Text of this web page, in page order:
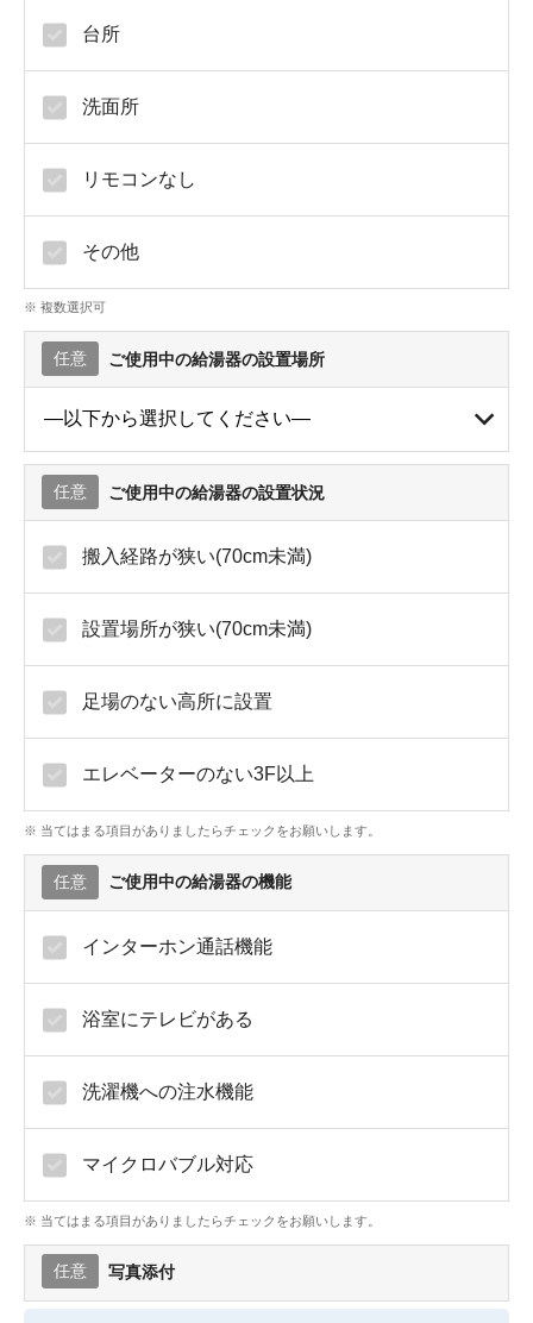
台所
洗面所
リモコンなし
その他
※ 複数選択可
任意 ご使用中の給湯器の設置場所
任意 ご使用中の給湯器の設置状況
搬入経路が狭い(70cm未満)
設置場所が狭い(70cm未満)
足場のない高所に設置
エレベーターのない3F以上
※ 当てはまる項目がありましたらチェックをお願いします。
任意 ご使用中の給湯器の機能
インターホン通話機能
浴室にテレビがある
洗濯機への注水機能
マイクロバブル対応
※ 当てはまる項目がありましたらチェックをお願いします。
任意 写真添付